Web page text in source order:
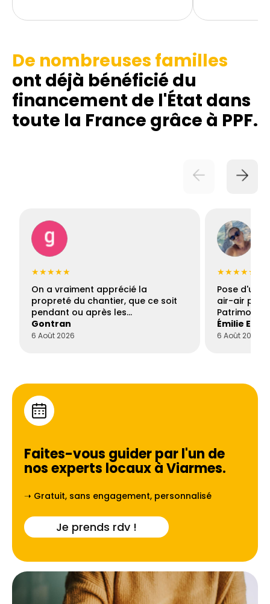
De nombreuses familles
ont déjà bénéficié du
financement de l'État dans
toute la France grâce à PPF.
★★★★★
On a vraiment apprécié la
propreté du chantier, que ce soit
pendant ou après les…
Gontran
6 Août 2026
★★★★★
Pose d'une
air-air par
Patrimoine
Émilie
6 Août 2026
Faites-vous guider par l'un de
nos experts locaux àViarmes.
➝ Gratuit, sans engagement, personnalisé
Je prends rdv !